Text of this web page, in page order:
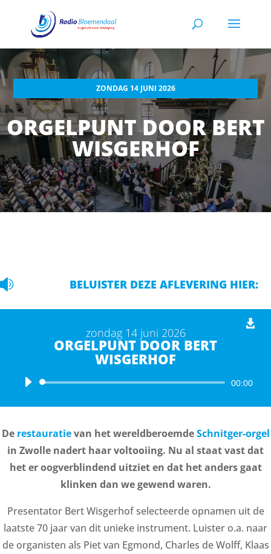
ZONDAG 14 JUNI 2026
ORGELPUNT DOOR BERT
WISGERHOF
 BELUISTER DEZE AFLEVERING HIER:
zondag 14 juni 2026
ORGELPUNT DOOR BERT
WISGERHOF
Audiospeler 00:00
De restauratievan het wereldberoemdeSchnitger-orgel
in Zwolle nadert haar voltooiing. Nu al staat vast dat
het er oogverblindend uitziet en dat het anders gaat
klinken dan we gewend waren.
Presentator Bert Wisgerhof selecteerde opnamen uit de
laatste 70 jaar van dit unieke instrument. Luister o.a. naar
de organisten als Piet van Egmond, Charles de Wolff, Klaas